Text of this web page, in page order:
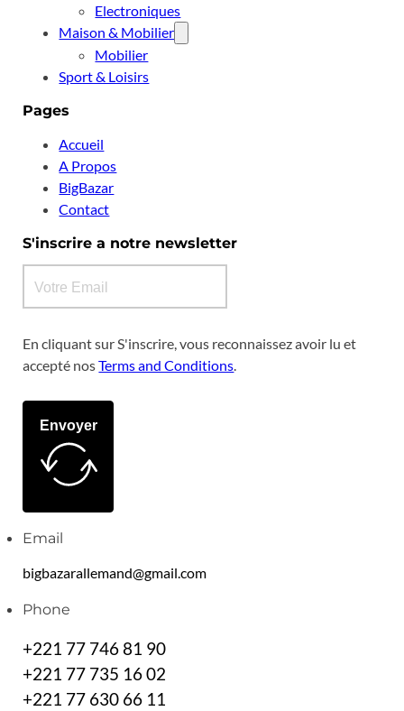
Electroniques
Maison & Mobilier
Mobilier
Sport & Loisirs
Pages
Accueil
A Propos
BigBazar
Contact
S'inscrire a notre newsletter
En cliquant sur S'inscrire, vous reconnaissez avoir lu et
accepté nosTerms and Conditions.
Envoyer
Email
bigbazarallemand@gmail.com
Phone
+221 77 746 81 90
+221 77 735 16 02
+221 77 630 66 11